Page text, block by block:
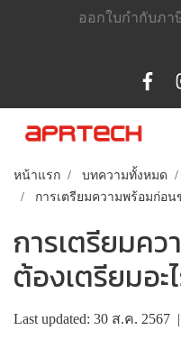
ออกใบกำกับภา
หน้าแรก บทความทั้งหมด
การเตรียมความพร้อมก่อน
การเตรียมค
ต้องเตรียมอะ
Last updated: 30 ส.ค. 2567 |